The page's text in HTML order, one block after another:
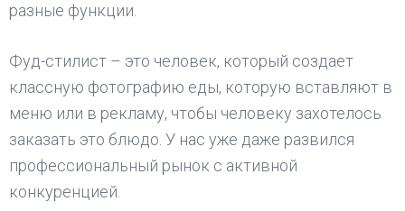
разные функции.
Фуд-стилист – это человек, который создает
классную фотографию еды, которую вставляют в
меню или в рекламу, чтобы человеку захотелось
заказать это блюдо. У нас уже даже развился
профессиональный рынок с активной
конкуренцией.